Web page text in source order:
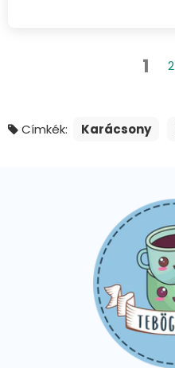
1 2
Címkék: Karácsony